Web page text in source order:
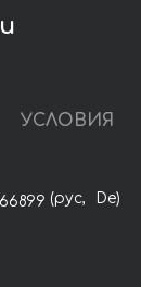
УСЛОВИЯ
(рус, De)